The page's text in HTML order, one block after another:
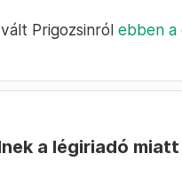
Prigozsinról ebben
a légiriadó